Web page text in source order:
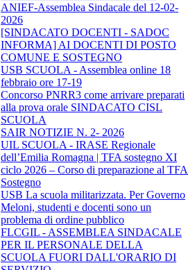
ANIEF-Assemblea Sindacale del 12-02-
2026
[SINDACATO DOCENTI - SADOC
INFORMA] AI DOCENTI DI POSTO
COMUNE E SOSTEGNO
USB SCUOLA - Assemblea online 18
febbraio ore 17-19
Concorso PNRR3 come arrivare preparati
alla prova orale SINDACATO CISL
SCUOLA
SAIR NOTIZIE N. 2- 2026
UIL SCUOLA - IRASE Regionale
dell’Emilia Romagna | TFA sostegno XI
ciclo 2026 – Corso di preparazione al TFA
Sostegno
USB La scuola militarizzata. Per Governo
Meloni, studenti e docenti sono un
problema di ordine pubblico
FLCGIL - ASSEMBLEA SINDACALE
PER IL PERSONALE DELLA
SCUOLA FUORI DALL'ORARIO DI